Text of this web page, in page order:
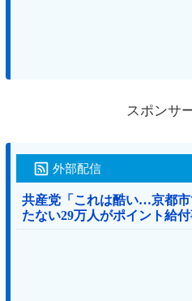
スポンサ
外部配信
共産党「これは酷い…京都
たない29万人がポイント給